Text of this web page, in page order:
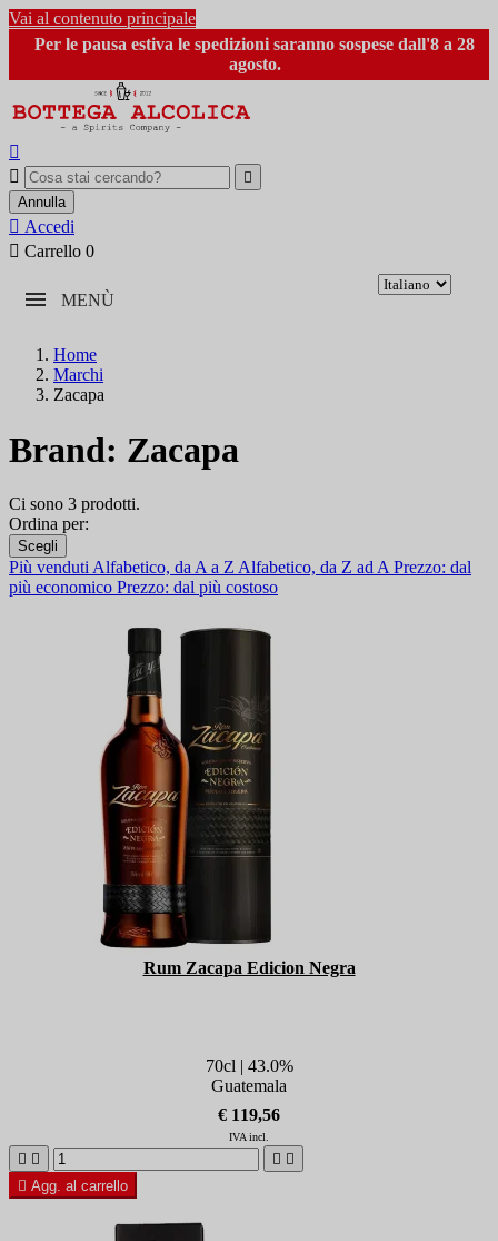
Vai al contenuto principale
Per le pausa estiva le spedizioni saranno sospese dall'8 a 28
agosto.



Annulla
 Accedi
 Carrello 0
MENÙ
Home
Marchi
Zacapa
Brand: Zacapa
Ci sono 3 prodotti.
Ordina per:
Scegli
Più venduti Alfabetico, da A a Z Alfabetico, da Z ad A Prezzo: dal
più economico Prezzo: dal più costoso
Rum Zacapa Edicion Negra
70cl | 43.0%
Guatemala
€ 119,56
IVA incl.
   
 Agg. al carrello